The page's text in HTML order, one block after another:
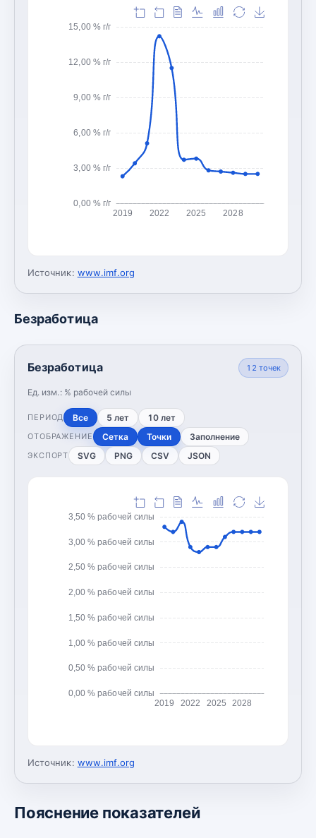
0,00 % г/г
3,00 % г/г
6,00 % г/г
9,00 % г/г
12,00 % г/г
15,00 % г/г
2019 2022 2025 2028
Источник: www.imf.org
Безработица
Безработица
Ед. изм.: % рабочей силы
12 точек
ПЕРИОД Все 5 лет 10 лет
ОТОБРАЖЕНИЕ Сетка Точки Заполнение
ЭКСПОРТ SVG PNG CSV JSON
0,00 % рабочей силы
0,50 % рабочей силы
1,00 % рабочей силы
1,50 % рабочей силы
2,00 % рабочей силы
2,50 % рабочей силы
3,00 % рабочей силы
3,50 % рабочей силы
2019 2022 2025 2028
Источник: www.imf.org
Пояснение показателей